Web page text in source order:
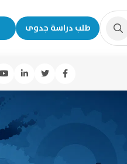
طلب دراسة جدوى